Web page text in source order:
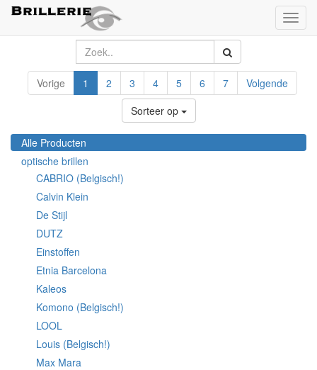
Vorige 1 2 3 4 5 6 7
Volgende
Sorteer op
Alle Producten
optische brillen
CABRIO (Belgisch!)
Calvin Klein
De Stijl
DUTZ
Einstoffen
Etnia Barcelona
Kaleos
Komono (Belgisch!)
LOOL
Louis (Belgisch!)
Max Mara